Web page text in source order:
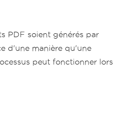
PDF soient générés par
d'une manière qu'une
peut fonctionner lors